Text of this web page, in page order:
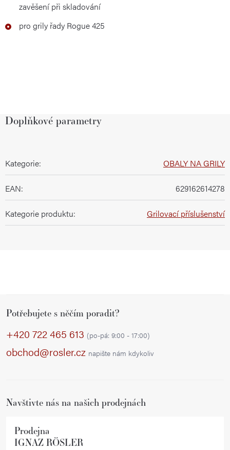
zavěšení při skladování
pro grily řady Rogue 425
Doplňkové parametry
Kategorie: OBALY NA GRILY
EAN: 629162614278
Kategorie produktu: Grilovací příslušenství
Potřebujete s něčím poradit?
+420 722 465 613 (po-pá: 9:00 - 17:00)
obchod@rosler.cz napište nám kdykoliv
Navštivte nás na našich prodejnách
Prodejna
IGNAZ RÖSLER